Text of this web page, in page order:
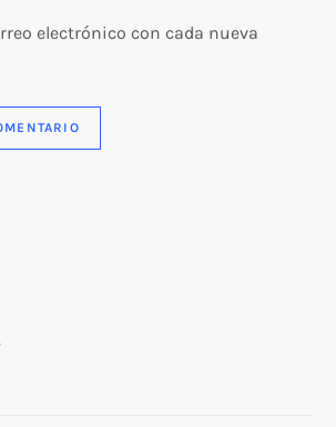
electrónico con cada nueva